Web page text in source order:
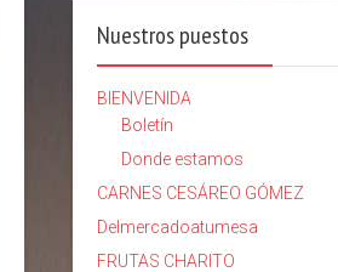
Nuestros puestos
BIENVENIDA
Boletín
Donde estamos
CARNES CESÁREO GÓMEZ
Delmercadoatumesa
FRUTAS CHARITO